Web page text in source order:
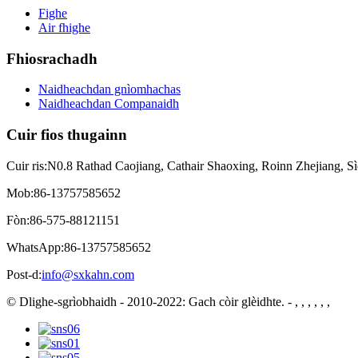
Fighe
Air fhighe
Fhiosrachadh
Naidheachdan gnìomhachas
Naidheachdan Companaidh
Cuir fios thugainn
Cuir ris:N0.8 Rathad Caojiang, Cathair Shaoxing, Roinn Zhejiang,
Mob:86-13757585652
Fòn:86-575-88121151
WhatsApp:86-13757585652
Post-d:info@sxkahn.com
© Dlighe-sgrìobhaidh - 2010-2022: Gach còir glèidhte. - , , , , , ,